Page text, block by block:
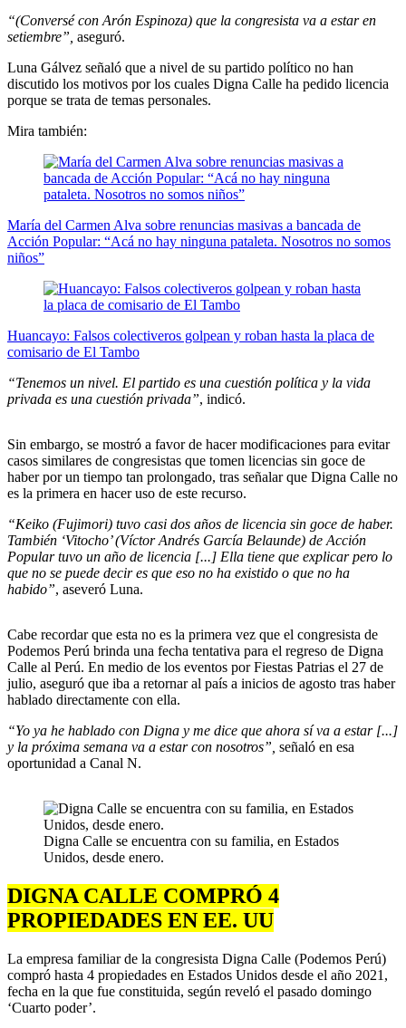
“(Conversé con Arón Espinoza) que la congresista va a estar en
setiembre”, aseguró.
Luna Gálvez señaló que a nivel de su partido político no han
discutido los motivos por los cuales Digna Calle ha pedido licencia
porque se trata de temas personales.
Mira también:
María del Carmen Alva sobre renuncias masivas a bancada de
Acción Popular: “Acá no hay ninguna pataleta. Nosotros no somos
niños”
Huancayo: Falsos colectiveros golpean y roban hasta la placa de
comisario de El Tambo
“Tenemos un nivel. El partido es una cuestión política y la vida
privada es una cuestión privada”, indicó.
Sin embargo, se mostró a favor de hacer modificaciones para evitar
casos similares de congresistas que tomen licencias sin goce de
haber por un tiempo tan prolongado, tras señalar que Digna Calle no
es la primera en hacer uso de este recurso.
“Keiko (Fujimori) tuvo casi dos años de licencia sin goce de haber.
También ‘Vitocho’ (Víctor Andrés García Belaunde) de Acción
Popular tuvo un año de licencia [...] Ella tiene que explicar pero lo
que no se puede decir es que eso no ha existido o que no ha
habido”, aseveró Luna.
Cabe recordar que esta no es la primera vez que el congresista de
Podemos Perú brinda una fecha tentativa para el regreso de Digna
Calle al Perú. En medio de los eventos por Fiestas Patrias el 27 de
julio, aseguró que iba a retornar al país a inicios de agosto tras haber
hablado directamente con ella.
“Yo ya he hablado con Digna y me dice que ahora sí va a estar [...]
y la próxima semana va a estar con nosotros”, señaló en esa
oportunidad a Canal N.
Digna Calle se encuentra con su familia, en Estados
Unidos, desde enero.
DIGNA CALLE COMPRÓ 4
PROPIEDADES EN EE. UU
La empresa familiar de la congresista Digna Calle (Podemos Perú)
compró hasta 4 propiedades en Estados Unidos desde el año 2021,
fecha en la que fue constituida, según reveló el pasado domingo
‘Cuarto poder’.